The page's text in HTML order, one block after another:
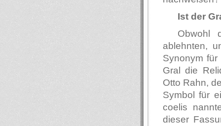
Ist der
Obwohl
ablehnten,
Synonym für
Gral die
Otto Rahn,
Symbol für
coelis
dieser